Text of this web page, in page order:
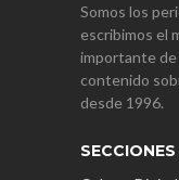
Somos los
escribimos el
importante de
contenido
desde 1996.